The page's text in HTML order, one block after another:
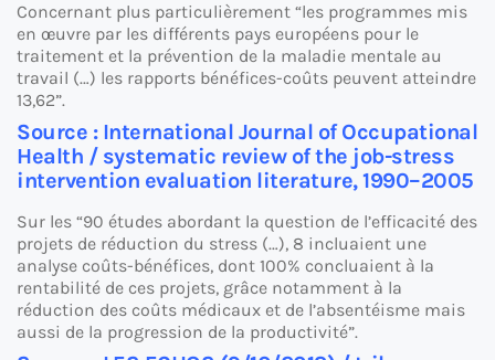
Concernant plus particulièrement “les programmes mis
en œuvre par les différents pays européens pour le
traitement et la prévention de la maladie mentale au
travail (…) les rapports bénéfices-coûts peuvent atteindre
13,62”.
Source : International Journal of Occupational
Health / systematic review of the job-stress
intervention evaluation literature, 1990–2005
Sur les “90 études abordant la question de l’efficacité des
projets de réduction du stress (…), 8 incluaient une
analyse coûts-bénéfices, dont 100% concluaient à la
rentabilité de ces projets, grâce notamment à la
réduction des coûts médicaux et de l’absentéisme mais
aussi de la progression de la productivité”.